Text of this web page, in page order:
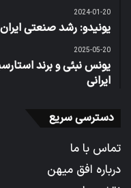
2024-01-20
یونیدو: رشد صنعتی ایران از 164 کشور جهان
2025-05-20
یونس نبئی و برند
ایرانی
دسترسی سریع
تماس با ما
درباره افق میهن